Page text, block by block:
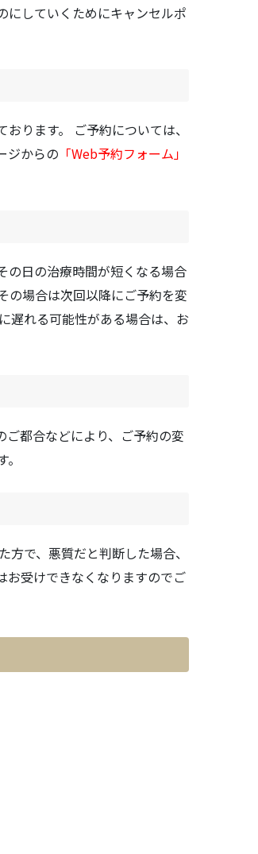
にしていくためにキャンセルポ
ります。 ご予約については、
ジからの 「Web予約フォーム」
の日の治療時間が短くなる場合
の場合は次回以降にご予約を変
遅れる可能性がある場合は、お
都合などにより、ご予約の変
で、悪質だと判断した場合、
お受けできなくなりますのでご